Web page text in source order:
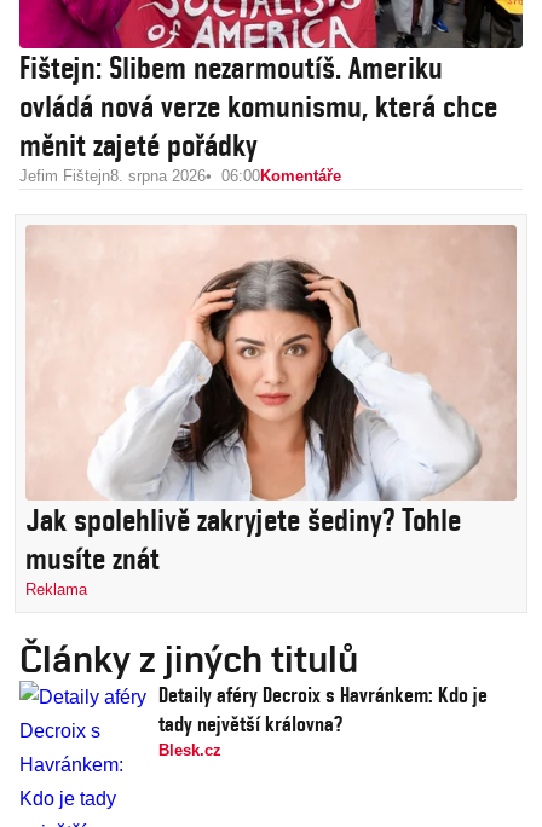
Fištejn: Slibem nezarmoutíš. Ameriku
ovládá nová verze komunismu, která chce
měnit zajeté pořádky
Jefim Fištejn8. srpna 2026 06:00Komentáře
Jak spolehlivě zakryjete šediny? Tohle
musíte znát
Reklama
Články z jiných titulů
Detaily aféry Decroix s Havránkem: Kdo je
tady největší královna?
Blesk.cz